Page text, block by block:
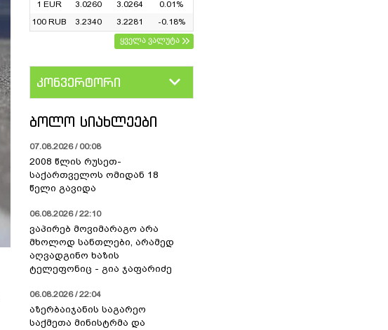
1 EUR
3.0260 3.0264
0.01%
100 RUB
3.2340 3.2281
-0.18%
ყველა ვალუტა
კონვერტორი
ᲑᲝᲚᲝ ᲡᲘᲐᲮᲚᲔᲔᲑᲘ
07.08.2026 / 00:08
2008 წლის რუსეთ-
საქართველოს ომიდან 18
წელი გავიდა
06.08.2026 / 22:10
ვაპირებ მოვიმარაგო არა
მხოლოდ სანთლები, არამედ
აღვადგინო ხაზის
ტელეფონიც - გია ჯაფარიძე
06.08.2026 / 22:04
აზერბაიჯანის საგარეო
საქმეთა მინისტრმა და